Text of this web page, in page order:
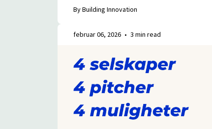
By Building Innovation
februar 06, 2026 • 3 min read